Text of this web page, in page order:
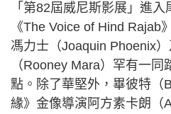
「第82屆威尼斯影展」進
《The Voice of Hind Rajab
馮力士（Joaquin Phoenix
（Rooney Mara）罕有一
點。除了華堅外，畢彼特（
緣》金像導演阿方素卡朗（